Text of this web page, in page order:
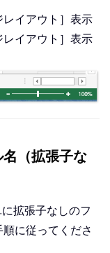
イアウト］表示
イアウト］表示
（拡張子な
拡張子なしのフ
に従ってくださ